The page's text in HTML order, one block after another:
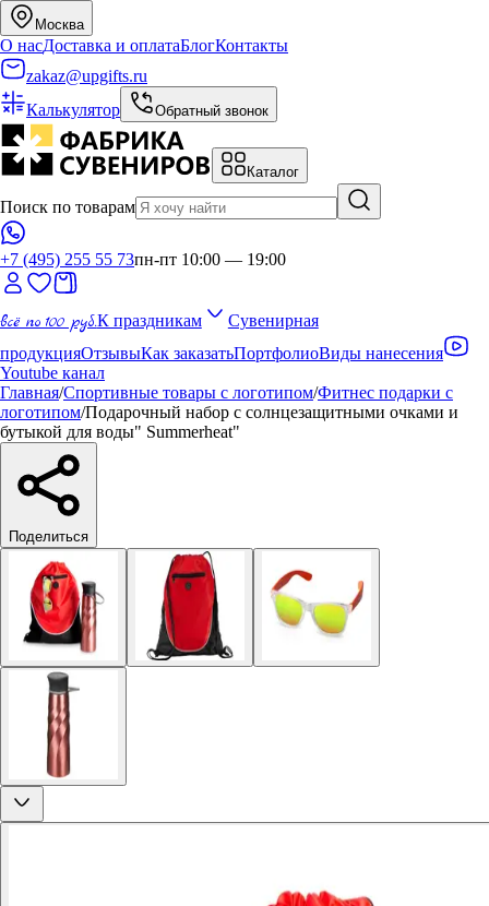
Москва
О насДоставка и оплатаБлогКонтакты
zakaz@upgifts.ru
Калькулятор
Обратный звонок
Каталог
Поиск по товарам
+7 (495) 255 55 73пн-пт 10:00 — 19:00
всё по 100 руб.К праздникам
Сувенирная
продукцияОтзывыКак заказатьПортфолиоВиды нанесения
Youtube канал
Главная/Спортивные товары с логотипом/Фитнес подарки с
логотипом/Подарочный набор с солнцезащитными очками и
бутыкой для воды" Summerheat"
Поделиться